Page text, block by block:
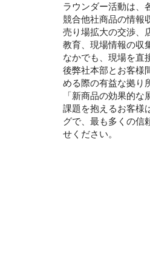
ラウンダー活動は、
競合他社商品の情報
売り場拡大の交渉、
教育、現場情報の収
なかでも、現場を直
後弊社本部とお客様
める際の有益な拠り
「新商品の効果的
課題を抱えるお客様
グで、最も多くの信
せください。